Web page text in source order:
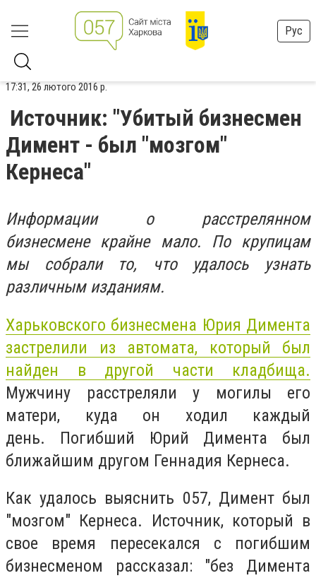
Рус
17:31, 26 лютого 2016 р.
Источник: "Убитый бизнесмен
Димент - был "мозгом"
Кернеса"
Информации о расстрелянном
бизнесмене крайне мало. По крупицам
мы собрали то, что удалось узнать
различным изданиям.
Харьковского бизнесмена Юрия Димента
застрелили из автомата, который был
найден в другой части кладбища.
Мужчину расстреляли у могилы его
матери, куда он ходил каждый
день. Погибший Юрий Димента был
ближайшим другом Геннадия Кернеса.
Как удалось выяснить 057, Димент был
"мозгом" Кернеса. Источник, который в
свое время пересекался с погибшим
бизнесменом рассказал: "без Димента